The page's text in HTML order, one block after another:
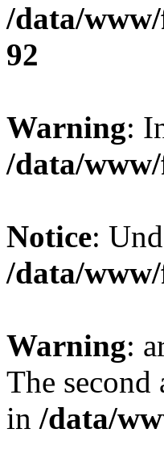
/data/
92
Warning:
/data/
Notice:
/data/
Warning:
The second
in /data/